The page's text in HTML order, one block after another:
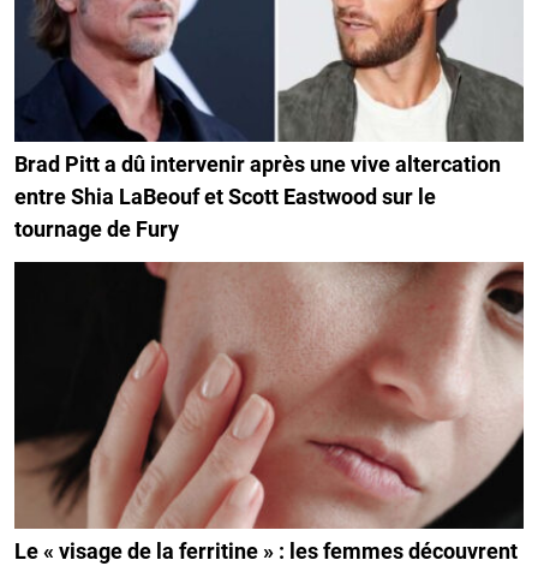
Brad Pitt a dû intervenir après une vive altercation
entre Shia LaBeouf et Scott Eastwood sur le
tournage de Fury
Le « visage de la ferritine » : les femmes découvrent